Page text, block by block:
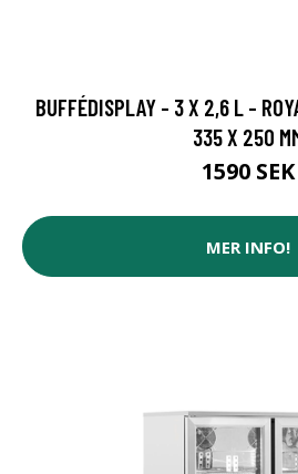
BUFFÉDISPLAY - 3 X 2,6 L -
335 X 250
1590 SEK
MER INFO!